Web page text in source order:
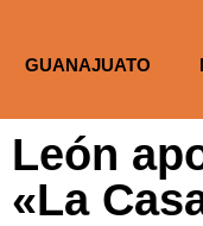
GUANAJUATO
León
«La